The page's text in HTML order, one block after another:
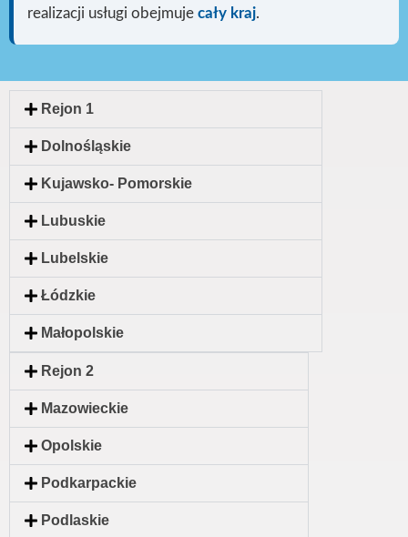
realizacji usługi obejmuje cały kraj.
Rejon 2
Mazowieckie
Opolskie
Podkarpackie
Podlaskie
Rejon 1
Dolnośląskie
Kujawsko- Pomorskie
Lubuskie
Lubelskie
Łódzkie
Małopolskie